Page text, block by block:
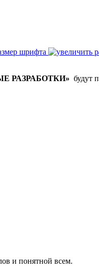
шрифта
РАЗРАБОТКИ» будут
и понятной всем.